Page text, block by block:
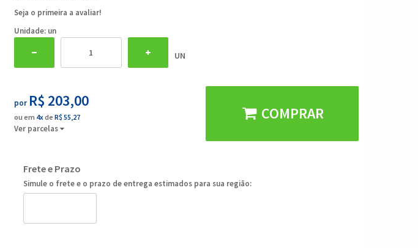
Seja o primeira a avaliar!
Unidade: un
UN
por R$ 203,00
ou em 4xde R$ 55,27
Ver parcelas
COMPRAR
Frete e Prazo
Simule o frete e o prazo de entrega estimados para sua região: